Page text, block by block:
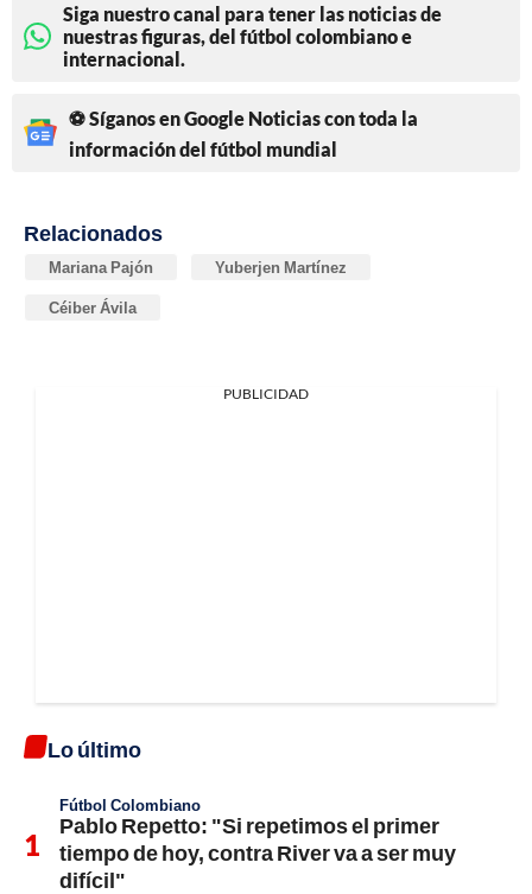
Siga nuestro canal para tener las noticias de
nuestras figuras, del fútbol colombiano e
internacional.
⚽ Síganos en Google Noticias con toda la
información del fútbol mundial
Relacionados
Mariana Pajón Yuberjen Martínez
Céiber Ávila
PUBLICIDAD
Lo último
Fútbol Colombiano
Pablo Repetto: "Si repetimos el primer
tiempo de hoy, contra River va a ser muy
difícil"